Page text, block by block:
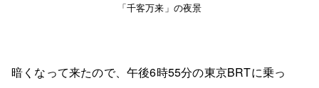
「千客万来」の夜景
暗くなって来たので、午後6時55分の東京BRTに乗っ